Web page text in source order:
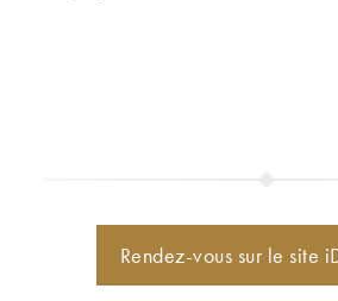
Rendez-vous sur le site